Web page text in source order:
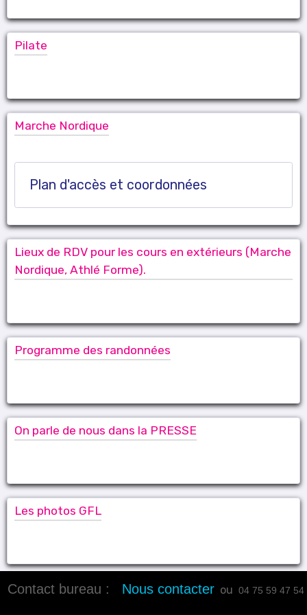
Pilate
Marche Nordique
Plan d'accès et coordonnées
Lieux de RDV pour les cours en extérieurs (Marche
Nordique, Athlé Forme).
Programme des randonnées
On parle de nous dans la PRESSE
Les photos GFL
Contact bureau : Nous contacter ou 04 75 59 47